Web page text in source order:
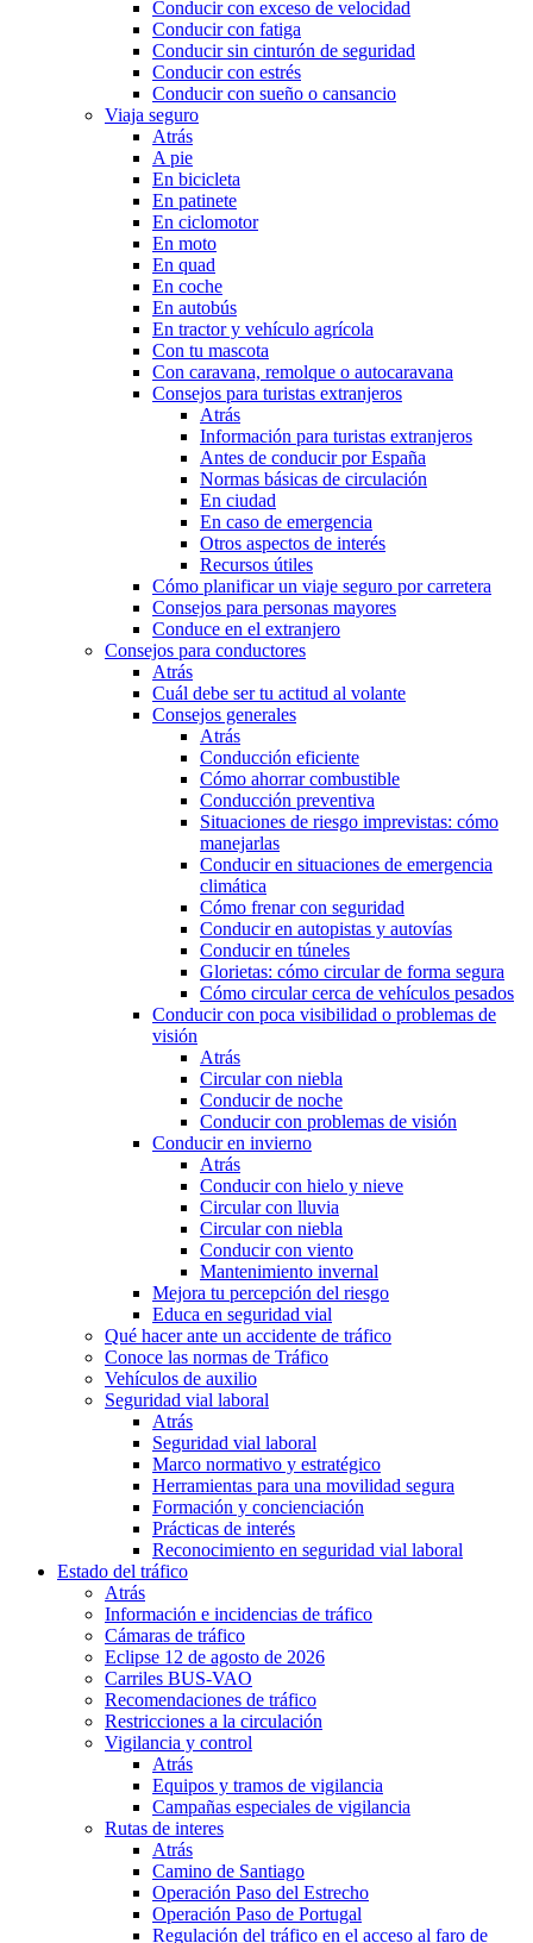
Conducir con exceso de velocidad
Conducir con fatiga
Conducir sin cinturón de seguridad
Conducir con estrés
Conducir con sueño o cansancio
Viaja seguro
Atrás
A pie
En bicicleta
En patinete
En ciclomotor
En moto
En quad
En coche
En autobús
En tractor y vehículo agrícola
Con tu mascota
Con caravana, remolque o autocaravana
Consejos para turistas extranjeros
Atrás
Información para turistas extranjeros
Antes de conducir por España
Normas básicas de circulación
En ciudad
En caso de emergencia
Otros aspectos de interés
Recursos útiles
Cómo planificar un viaje seguro por carretera
Consejos para personas mayores
Conduce en el extranjero
Consejos para conductores
Atrás
Cuál debe ser tu actitud al volante
Consejos generales
Atrás
Conducción eficiente
Cómo ahorrar combustible
Conducción preventiva
Situaciones de riesgo imprevistas: cómo
manejarlas
Conducir en situaciones de emergencia
climática
Cómo frenar con seguridad
Conducir en autopistas y autovías
Conducir en túneles
Glorietas: cómo circular de forma segura
Cómo circular cerca de vehículos pesados
Conducir con poca visibilidad o problemas de
visión
Atrás
Circular con niebla
Conducir de noche
Conducir con problemas de visión
Conducir en invierno
Atrás
Conducir con hielo y nieve
Circular con lluvia
Circular con niebla
Conducir con viento
Mantenimiento invernal
Mejora tu percepción del riesgo
Educa en seguridad vial
Qué hacer ante un accidente de tráfico
Conoce las normas de Tráfico
Vehículos de auxilio
Seguridad vial laboral
Atrás
Seguridad vial laboral
Marco normativo y estratégico
Herramientas para una movilidad segura
Formación y concienciación
Prácticas de interés
Reconocimiento en seguridad vial laboral
Estado del tráfico
Atrás
Información e incidencias de tráfico
Cámaras de tráfico
Eclipse 12 de agosto de 2026
Carriles BUS-VAO
Recomendaciones de tráfico
Restricciones a la circulación
Vigilancia y control
Atrás
Equipos y tramos de vigilancia
Campañas especiales de vigilancia
Rutas de interes
Atrás
Camino de Santiago
Operación Paso del Estrecho
Operación Paso de Portugal
Regulación del tráfico en el acceso al faro de